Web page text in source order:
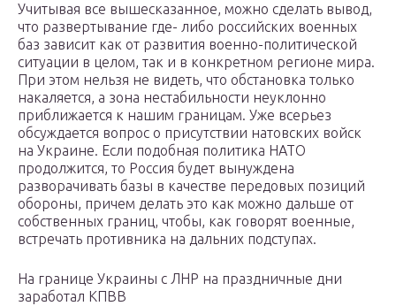
Учитывая все вышесказанное, можно сделать вывод,
что развертывание где- либо российских военных
баз зависит как от развития военно-политической
ситуации в целом, так и в конкретном регионе мира.
При этом нельзя не видеть, что обстановка только
накаляется, а зона нестабильности неуклонно
приближается к нашим границам. Уже всерьез
обсуждается вопрос о присутствии натовских войск
на Украине. Если подобная политика НАТО
продолжится, то Россия будет вынуждена
разворачивать базы в качестве передовых позиций
обороны, причем делать это как можно дальше от
собственных границ, чтобы, как говорят военные,
встречать противника на дальних подступах.
На границе Украины с ЛНР на праздничные дни
заработал КПВВ